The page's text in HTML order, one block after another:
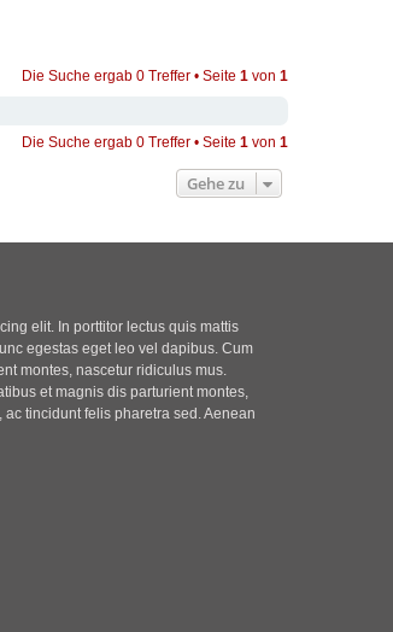
Die Suche ergab 0 Treffer • Seite 1 von 1
Die Suche ergab 0 Treffer • Seite 1 von 1
Gehe zu
elit. In porttitor lectus quis mattis
egestas eget leo vel dapibus. Cum
montes, nascetur ridiculus mus.
et magnis dis parturient montes,
tincidunt felis pharetra sed. Aenean